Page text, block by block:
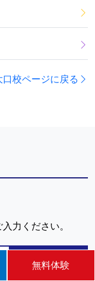
口校ページに戻る
力ください。
検索する
無料体験